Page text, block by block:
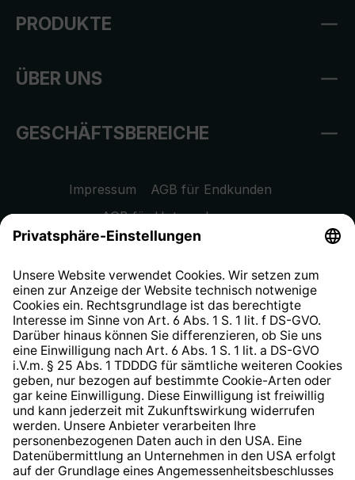
PRODUKTE
ÜBER UNS
GESCHÄFTSBEREICHE
Impressum
AGB für Endkunden
AGB für Unternehmen
Datenschutzhinweis
Widerrufsrecht
Hinweisgeberschutzsystem
Barrierefreiheit